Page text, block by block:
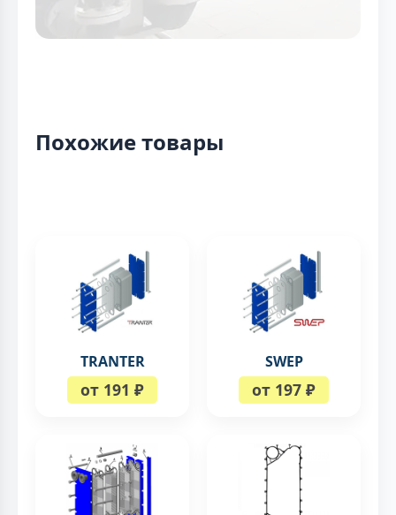
Похожие товары
TRANTER
от 191 ₽
SWEP
от 197 ₽